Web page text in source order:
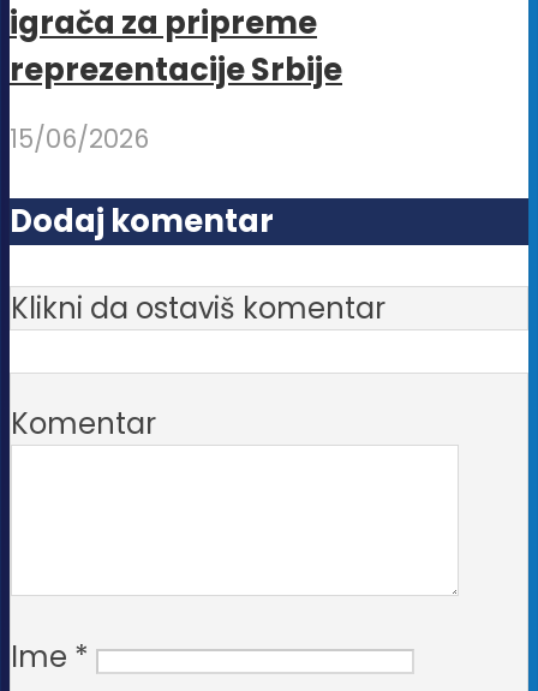
igrača za pripreme
reprezentacije Srbije
15/06/2026
Dodaj komentar
Klikni da ostaviš komentar
Komentar
Ime *